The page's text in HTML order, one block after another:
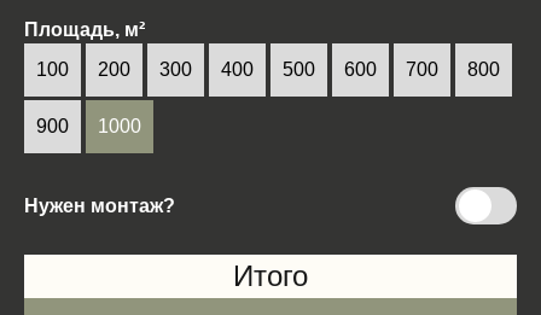
Площадь, м²
100
200 300 400 500 600 700 800
900 1000
Нужен монтаж?
Итого